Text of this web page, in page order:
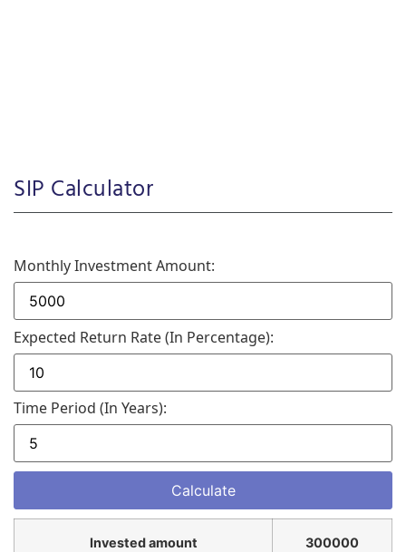
SIP Calculator
Monthly Investment Amount:
Expected Return Rate (in Percentage):
Time Period (in Years):
Invested amount 300000